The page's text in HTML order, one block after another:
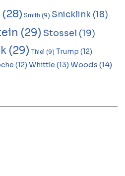
(28) Smith (9) Snicklink (18)
(29) Stossel (19)
(29) Thiel (9) Trump (12)
(12) Whittle (13) Woods (14)